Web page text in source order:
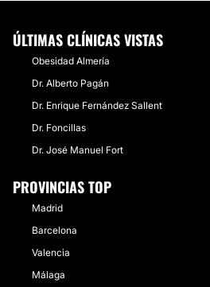
ÚLTIMAS CLÍNICAS VISTAS
Obesidad Almería
Dr. Alberto Pagán
Dr. Enrique Fernández Sallent
Dr. Foncillas
Dr. José Manuel Fort
PROVINCIAS TOP
Madrid
Barcelona
Valencia
Málaga